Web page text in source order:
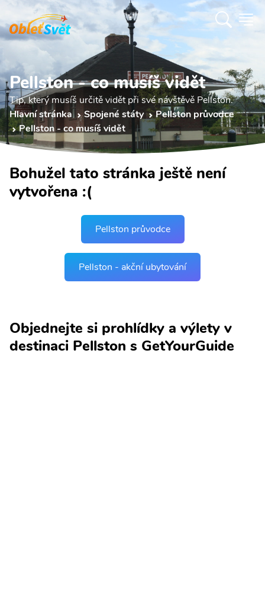
Pellston - co musíš vidět
Tip, který musíš určitě vidět při své návštěvě Pellston.
Hlavní stránka
Spojené státy
Pellston průvodce
Pellston - co musíš vidět
Bohužel tato stránka ještě není
vytvořena :(
Pellston průvodce
Pellston - akční ubytování
Objednejte si prohlídky a výlety v
destinaci Pellston s GetYourGuide